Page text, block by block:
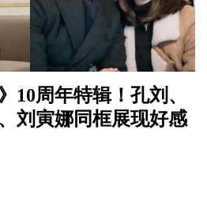
10周年特辑！孔刘、
刘寅娜同框展现好感